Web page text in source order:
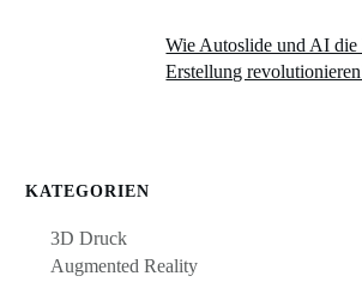
Wie Autoslide und AI
Erstellung
KATEGORIEN
3D Druck
Augmented Reality